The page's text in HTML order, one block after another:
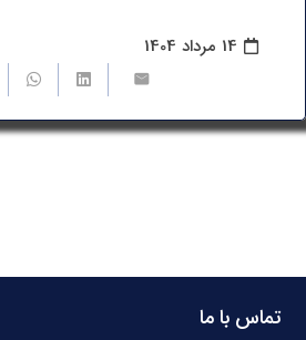
14 مرداد 1404
تماس با ما